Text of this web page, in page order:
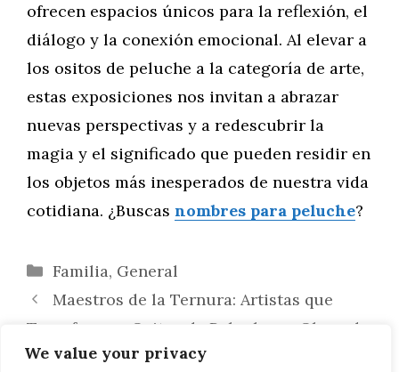
We value your privacy
ofrecen espacios únicos para la reflexión, el
diálogo y la conexión emocional. Al elevar a
los ositos de peluche a la categoría de arte,
estas exposiciones nos invitan a abrazar
nuevas perspectivas y a redescubrir la
magia y el significado que pueden residir en
los objetos más inesperados de nuestra vida
cotidiana. ¿Buscas nombres para peluche?
Categorías
Familia, General
Maestros de la Ternura: Artistas que
Transforman Ositos de Peluche en Obras de
Arte